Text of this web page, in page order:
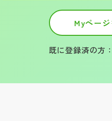
Myペー
既に登録済の方